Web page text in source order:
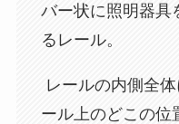
バー状に照明器具
るレール。
レールの内側全
ール上のどこの位